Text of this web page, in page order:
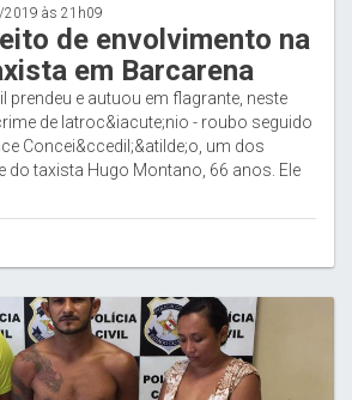
às 21h09
de envolvimento na
em Barcarena
prendeu e autuou em flagrante, neste
de latroc&iacute;nio - roubo seguido
Concei&ccedil;&atilde;o, um dos
do taxista Hugo Montano, 66 anos. Ele